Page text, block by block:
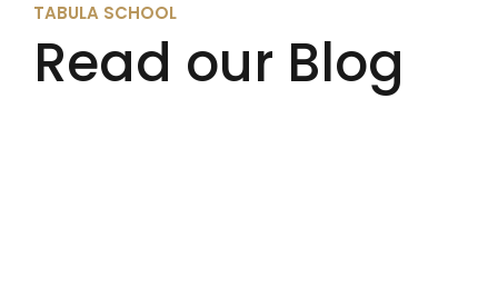
TABULA SCHOOL
Read our Blog